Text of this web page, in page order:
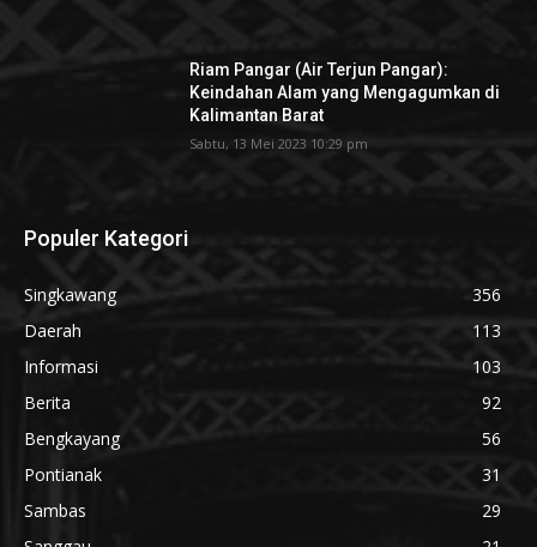
Riam Pangar (Air Terjun Pangar):
Keindahan Alam yang Mengagumkan di
Kalimantan Barat
Sabtu, 13 Mei 2023 10:29 pm
Populer Kategori
Singkawang
356
Daerah
113
Informasi
103
Berita
92
Bengkayang
56
Pontianak
31
Sambas
29